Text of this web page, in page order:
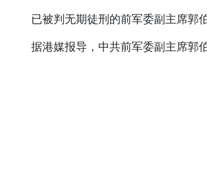
已被判无期徒刑的前军委副主席郭伯
据港媒报导，中共前军委副主席郭伯